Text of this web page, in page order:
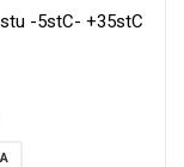
-5stC- +35stC